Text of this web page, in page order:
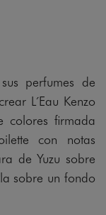
perfumes de
L´Eau Kenzo
colores firmada
con notas
de Yuzu sobre
sobre un fondo